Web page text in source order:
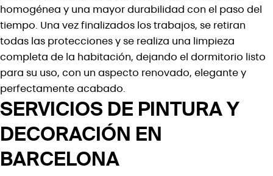
homogénea y una mayor durabilidad con el paso del
tiempo. Una vez finalizados los trabajos, se retiran
todas las protecciones y se realiza una limpieza
completa de la habitación, dejando el dormitorio listo
para su uso, con un aspecto renovado, elegante y
perfectamente acabado.
SERVICIOS DE PINTURA Y
DECORACIÓN EN
BARCELONA